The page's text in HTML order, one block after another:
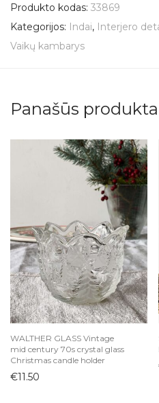
Produkto kodas: 33869
Kategorijos: Indai, Interjero
Vaikų kambarys
Panašūs
WALTHER GLASS Vintage
mid century 70s crystal glass
Christmas candle holder
€11.50